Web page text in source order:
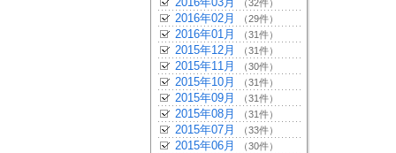
（32件）
2016年02月 （29件）
2016年01月 （31件）
2015年12月 （31件）
2015年11月 （30件）
2015年10月 （31件）
2015年09月 （31件）
2015年08月 （31件）
2015年07月 （33件）
2015年06月 （30件）